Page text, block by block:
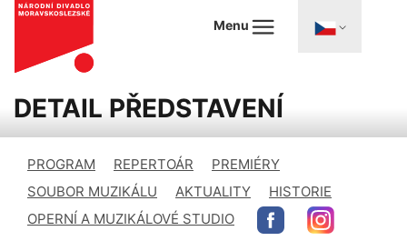
Menu
DETAIL PŘEDSTAVENÍ
PROGRAM REPERTOÁR
PREMIÉRY
SOUBOR MUZIKÁLU
AKTUALITY
HISTORIE
OPERNÍ A MUZIKÁLOVÉ STUDIO